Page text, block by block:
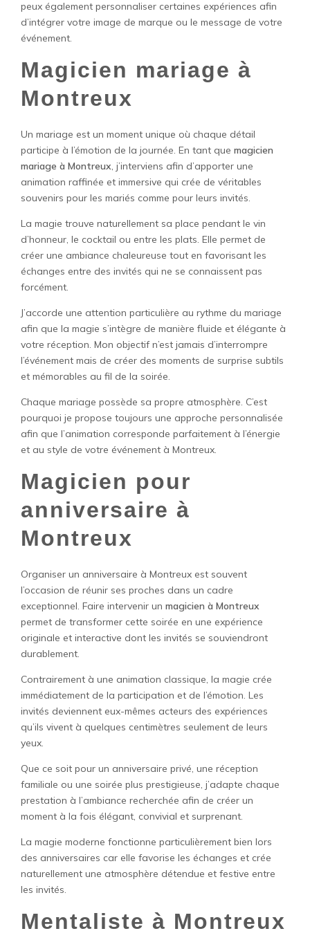
peux également personnaliser certaines expériences afin
d’intégrer votre image de marque ou le message de votre
événement.
Magicien mariage à
Montreux
Un mariage est un moment unique où chaque détail
participe à l’émotion de la journée. En tant que magicien
mariage à Montreux, j’interviens afin d’apporter une
animation raffinée et immersive qui crée de véritables
souvenirs pour les mariés comme pour leurs invités.
La magie trouve naturellement sa place pendant le vin
d’honneur, le cocktail ou entre les plats. Elle permet de
créer une ambiance chaleureuse tout en favorisant les
échanges entre des invités qui ne se connaissent pas
forcément.
J’accorde une attention particulière au rythme du mariage
afin que la magie s’intègre de manière fluide et élégante à
votre réception. Mon objectif n’est jamais d’interrompre
l’événement mais de créer des moments de surprise subtils
et mémorables au fil de la soirée.
Chaque mariage possède sa propre atmosphère. C’est
pourquoi je propose toujours une approche personnalisée
afin que l’animation corresponde parfaitement à l’énergie
et au style de votre événement à Montreux.
Magicien pour
anniversaire à
Montreux
Organiser un anniversaire à Montreux est souvent
l’occasion de réunir ses proches dans un cadre
exceptionnel. Faire intervenir un magicien à Montreux
permet de transformer cette soirée en une expérience
originale et interactive dont les invités se souviendront
durablement.
Contrairement à une animation classique, la magie crée
immédiatement de la participation et de l’émotion. Les
invités deviennent eux-mêmes acteurs des expériences
qu’ils vivent à quelques centimètres seulement de leurs
yeux.
Que ce soit pour un anniversaire privé, une réception
familiale ou une soirée plus prestigieuse, j’adapte chaque
prestation à l’ambiance recherchée afin de créer un
moment à la fois élégant, convivial et surprenant.
La magie moderne fonctionne particulièrement bien lors
des anniversaires car elle favorise les échanges et crée
naturellement une atmosphère détendue et festive entre
les invités.
Mentaliste à Montreux